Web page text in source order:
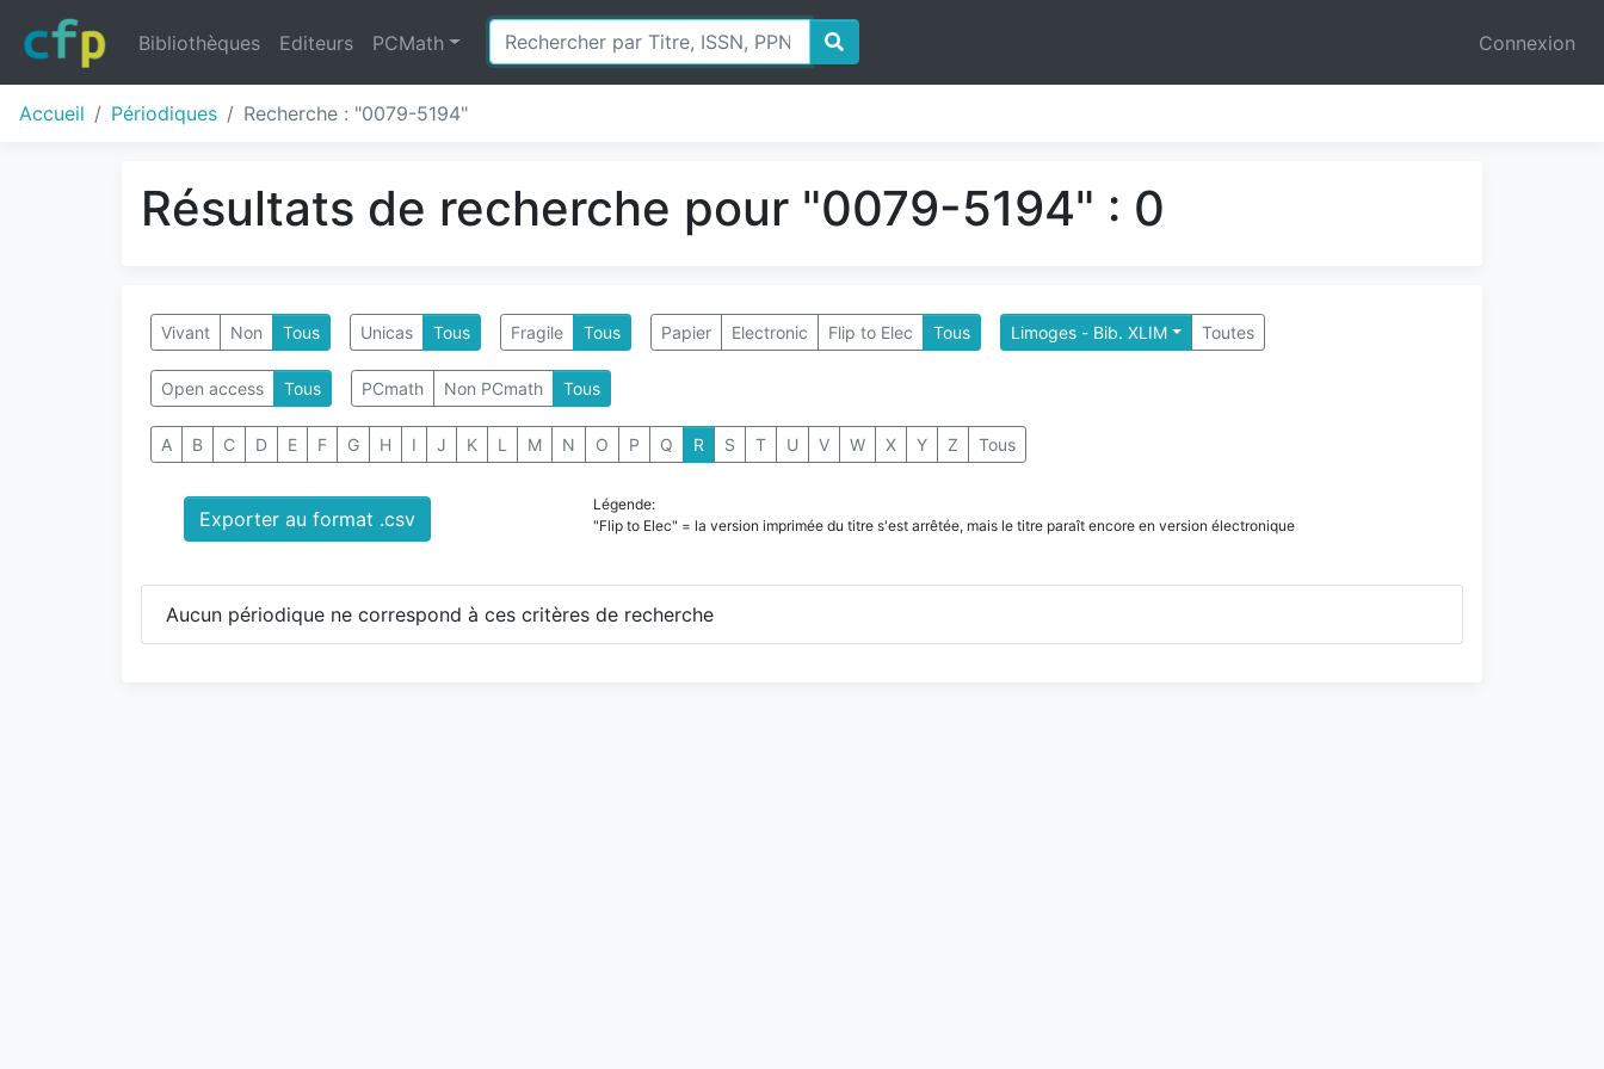
Bibliothèques Editeurs PCMath Connexion
Accueil Périodiques Recherche : "0079-5194"
Résultats de recherche pour "0079-5194" : 0
Vivant Non Tous Unicas Tous Fragile Tous Papier Electronic Flip to Elec Tous Limoges - Bib. XLIM Toutes
Open access Tous PCmath Non PCmath Tous
A B C D E F G H I J K L M N O P Q R S T U V W X Y Z Tous
Exporter au format .csv
Légende:
"Flip to Elec" = la version imprimée du titre s'est arrêtée, mais le titre paraît encore en version électronique
Aucun périodique ne correspond à ces critères de recherche